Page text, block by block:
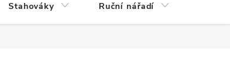
Stahováky Ruční nářadí